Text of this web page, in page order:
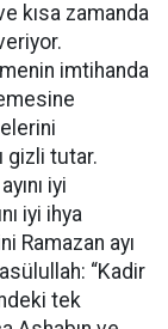
kısa zamanda
imtihanda
gizli tutar.
iyi
iyi ihya
Ramazan ayı
“Kadir
tek